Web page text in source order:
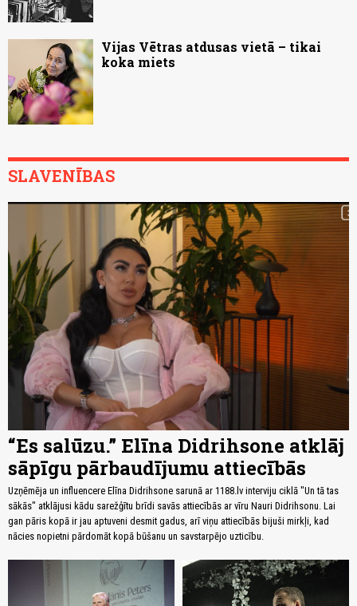
Vijas Vētras atdusas vietā – tikai
koka miets
SLAVENĪBAS
“Es salūzu.” Elīna Didrihsone atklāj
sāpīgu pārbaudījumu attiecībās
Uzņēmēja un influencere Elīna Didrihsone sarunā ar 1188.lv interviju ciklā "Un tā tas
sākās" atklājusi kādu sarežģītu brīdi savās attiecībās ar vīru Nauri Didrihsonu. Lai
gan pāris kopā ir jau aptuveni desmit gadus, arī viņu attiecībās bijuši mirkļi, kad
nācies nopietni pārdomāt kopā būšanu un savstarpējo uzticību.